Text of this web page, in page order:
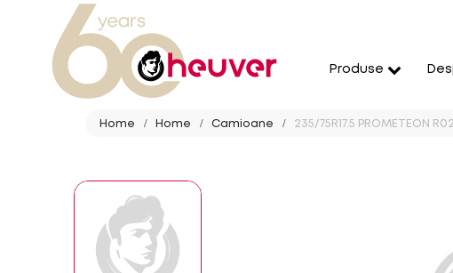
Produse
Home Home Camioane 235/75R17.5 PROMETEON